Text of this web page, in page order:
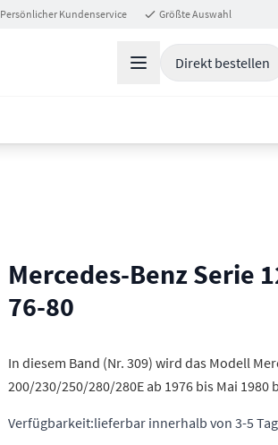
Persönlicher Kundenservice Größte Auswahl
Direkt bestellen
Mercedes-Benz Serie
76-80
In diesem Band (Nr. 309) wird das Modell
200/230/250/280/280E ab 1976 bis Mai 1980
Verfügbarkeit:lieferbar innerhalb von 3-5